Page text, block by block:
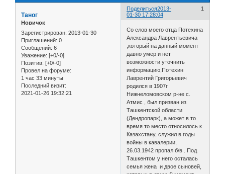
Поделиться 1
2013-
01-30 17:28:04
Таног
Новичок
Зарегистрирован: 2013-01-30
Приглашений: 0
Сообщений: 6
Уважение: [+0/-0]
Позитив: [+0/-0]
Провел на форуме:
1 час 33 минуты
Последний визит:
2021-01-26 19:32:21
Со слов моего отца Потехина
Александра Лаврентьевича
,который на данный момент
давно умер и нет
возможности уточнить
информацию,Потехин
Лаврентий Григорьевич
родился в 1907г
Нижнеломовском р-не с.
Атмис , был призван из
Ташкентской области
(Дендропарк), а может в то
время то место относилось к
Казахстану, служил в годы
войны в кавалерии,
26.03.1942 пропал б/в . Под
Ташкентом у него осталась
семья жена и двое сыновей,